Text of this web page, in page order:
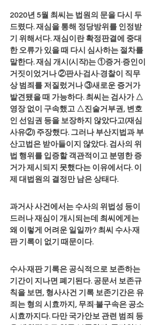
2020년 5월 최씨는 법원의 문을 다시 두
드렸다. 재심을 통해 정당방위를 인정받
기 위해서다. 재심이란 확정판결에 중대
한 오류가 있을 때 다시 심사하는 절차를
말한다. 재심 개시(시작)는 ①증거·증인이
거짓이었거나 ②판사·검사·경찰이 직무
상 범죄를 저질렀거나 ③새로운 증거가
발견됐을 때 가능하다. 최씨는 검사가 △
영장 없이 구속했고 △진술거부권, 변호
인 선임권 등을 보장하지 않았다고(재심
사유②) 주장했다. 그러나 부산지법과 부
산고법은 받아들이지 않았다. 검사의 위
법 행위를 입증할 객관적이고 분명한 증
거가 제시되지 못했다는 이유에서다. 이
제 대법원의 결정만 남은 상태다.
과거사 사건에서는 수사의 위법성 등이
드러나 재심이 개시되는데 최씨에게는
왜 이렇게 어려운 일일까? 최씨 수사·재
판 기록이 없기 때문이다.
수사·재판 기록은 공식적으로 보존하는
기간이 지나면 폐기된다. 공문서 보존규
칙을 보면, 형사사건 기록 보존기간은 유
죄는 형의 시효까지, 무죄·불구속은 공소
시효까지다. 다만 국가안보 관련 범죄 등